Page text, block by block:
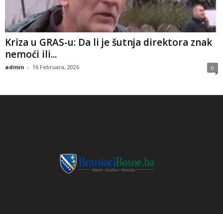
Kriza u GRAS-u: Da li je šutnja direktora znak
nemoći ili...
admin - 16 Februara, 2026 0